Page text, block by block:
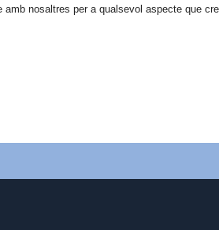
amb nosaltres per a qualsevol aspecte que